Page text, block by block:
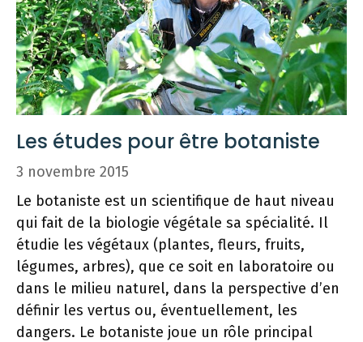
Les études pour être botaniste
3 novembre 2015
Le botaniste est un scientifique de haut niveau
qui fait de la biologie végétale sa spécialité. Il
étudie les végétaux (plantes, fleurs, fruits,
légumes, arbres), que ce soit en laboratoire ou
dans le milieu naturel, dans la perspective d’en
définir les vertus ou, éventuellement, les
dangers. Le botaniste joue un rôle principal